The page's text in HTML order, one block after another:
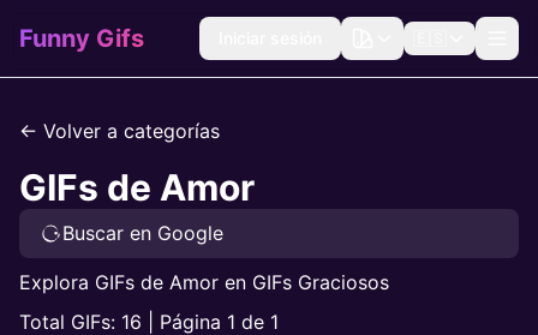
Funny Gifs
← Volver a categorías
GIFs de Amor
Buscar en Google
Explora GIFs de Amor en GIFs Graciosos
Total GIFs: 16 | Página 1 de 1